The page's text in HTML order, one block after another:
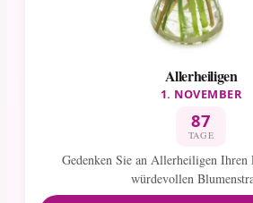
Allerheiligen
1. NOVEMBER
87
TAGE
Gedenken Sie an Allerheiligen
würdevollen